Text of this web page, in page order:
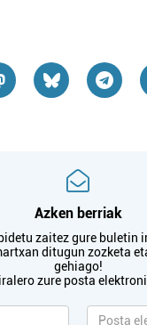
Azken berriak
zaitez gure buletin
ditugun zozketa
gehiago!
zure posta